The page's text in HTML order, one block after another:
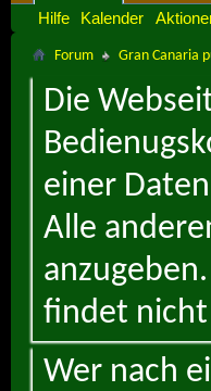
Hilfe
Kalender
Forum Gran Canaria
Die
einer
Alle
findet
Wer nach